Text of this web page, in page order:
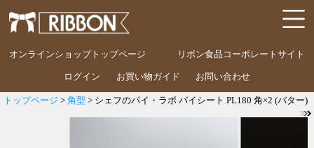
オンラインショップトップページ リボン食品コーポレートサイト
ログイン お買い物ガイド お問い合わせ
トップページ > 角型 > シェフのパイ・ラボ パイシート PL180 角×2 (バター)